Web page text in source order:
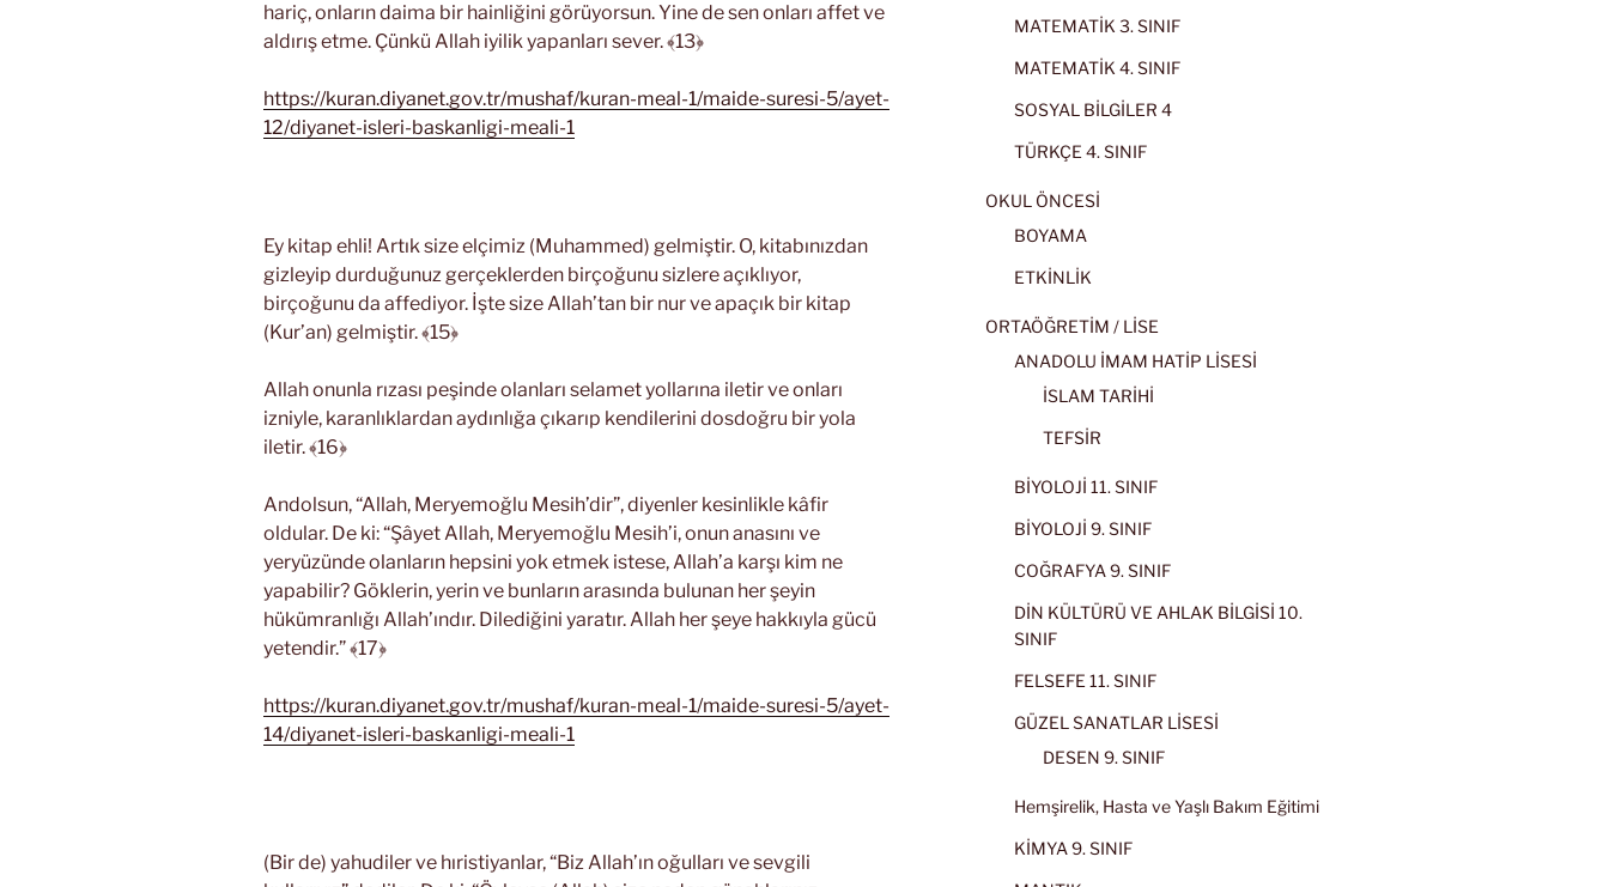
hariç, onların daima bir hainliğini görüyorsun. Yine de sen onları affet ve
aldırış etme. Çünkü Allah iyilik yapanları sever. ﴾13﴿
https://kuran.diyanet.gov.tr/mushaf/kuran-meal-1/maide-suresi-5/ayet-
12/diyanet-isleri-baskanligi-meali-1
Ey kitap ehli! Artık size elçimiz (Muhammed) gelmiştir. O, kitabınızdan
gizleyip durduğunuz gerçeklerden birçoğunu sizlere açıklıyor,
birçoğunu da affediyor. İşte size Allah’tan bir nur ve apaçık bir kitap
(Kur’an) gelmiştir. ﴾15﴿
Allah onunla rızası peşinde olanları selamet yollarına iletir ve onları
izniyle, karanlıklardan aydınlığa çıkarıp kendilerini dosdoğru bir yola
iletir. ﴾16﴿
Andolsun, “Allah, Meryemoğlu Mesih’dir”, diyenler kesinlikle kâfir
oldular. De ki: “Şâyet Allah, Meryemoğlu Mesih’i, onun anasını ve
yeryüzünde olanların hepsini yok etmek istese, Allah’a karşı kim ne
yapabilir? Göklerin, yerin ve bunların arasında bulunan her şeyin
hükümranlığı Allah’ındır. Dilediğini yaratır. Allah her şeye hakkıyla gücü
yetendir.” ﴾17﴿
https://kuran.diyanet.gov.tr/mushaf/kuran-meal-1/maide-suresi-5/ayet-
14/diyanet-isleri-baskanligi-meali-1
(Bir de) yahudiler ve hıristiyanlar, “Biz Allah’ın oğulları ve sevgili
MATEMATİK 3. SINIF
MATEMATİK 4. SINIF
SOSYAL BİLGİLER 4
TÜRKÇE 4. SINIF
OKUL ÖNCESİ
BOYAMA
ETKİNLİK
ORTAÖĞRETİM / LİSE
ANADOLU İMAM HATİP LİSESİ
İSLAM TARİHİ
TEFSİR
BİYOLOJİ 11. SINIF
BİYOLOJİ 9. SINIF
COĞRAFYA 9. SINIF
DİN KÜLTÜRÜ VE AHLAK BİLGİSİ 10.
SINIF
FELSEFE 11. SINIF
GÜZEL SANATLAR LİSESİ
DESEN 9. SINIF
Hemşirelik, Hasta ve Yaşlı Bakım Eğitimi
KİMYA 9. SINIF